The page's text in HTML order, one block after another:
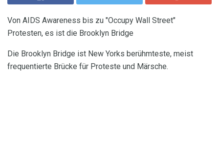
Von AIDS Awareness bis zu "Occupy Wall Street"
Protesten, es ist die Brooklyn Bridge
Die Brooklyn Bridge ist New Yorks berühmteste, meist
frequentierte Brücke für Proteste und Märsche.